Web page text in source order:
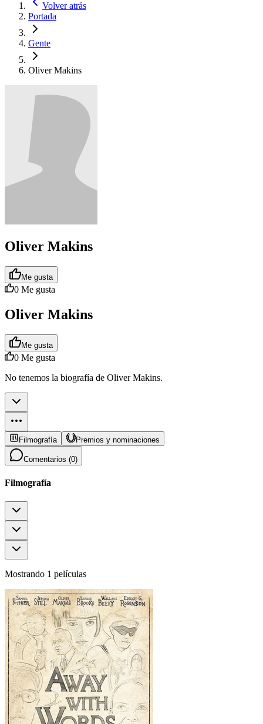
Volver atrás
Portada
Gente
Oliver Makins
Oliver Makins
Me gusta
0 Me gusta
Oliver Makins
Me gusta
0 Me gusta
No tenemos la biografía de Oliver Makins.
Filmografía Premios y nominaciones
Comentarios (0)
Filmografía
Mostrando 1 películas